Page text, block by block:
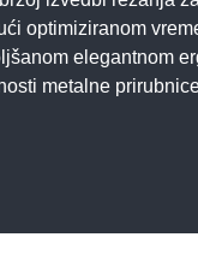
optimiziranom
elegantnom
metalne